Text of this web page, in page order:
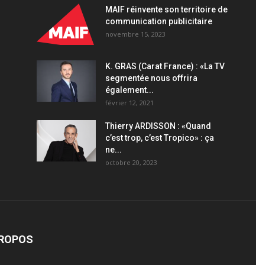
MAIF réinvente son territoire de
communication publicitaire
novembre 15, 2023
K. GRAS (Carat France) : «La TV
segmentée nous offrira
également...
février 12, 2021
Thierry ARDISSON : «Quand
c’est trop, c’est Tropico» : ça
ne...
octobre 20, 2023